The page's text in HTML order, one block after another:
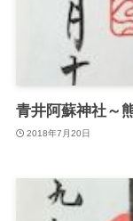
青井阿蘇神社～
2018年7月20日